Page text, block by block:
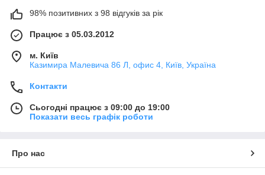
98% позитивних з 98 відгуків за рік
Працює з 05.03.2012
м. Київ
Казимира Малевича 86 Л, офис 4, Київ, Україна
Контакти
Сьогодні працює з 09:00 до 19:00
Показати весь графік роботи
Про нас